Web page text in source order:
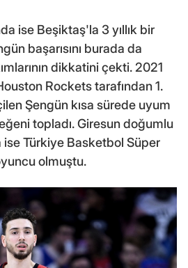
ise Beşiktaş'la 3 yıllık bir
başarısını burada da
dikkatini çekti. 2021
Rockets tarafından 1.
Şengün kısa sürede uyum
topladı. Giresun doğumlu
ise Türkiye Basketbol Süper
olmuştu.